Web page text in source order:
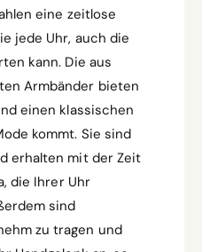
eine zeitlose
jede Uhr, auch die
kann. Die aus
Armbänder bieten
einen klassischen
kommt. Sie sind
erhalten mit der Zeit
die Ihrer Uhr
sind
zu tragen und